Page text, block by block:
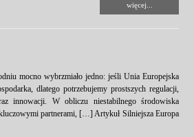
więcej...
mocno wybrzmiało jedno: jeśli Unia Europejska
dlatego potrzebujemy prostszych regulacji,
innowacji. W obliczu niestabilnego środowiska
partnerami, […] Artykuł Silniejsza Europa